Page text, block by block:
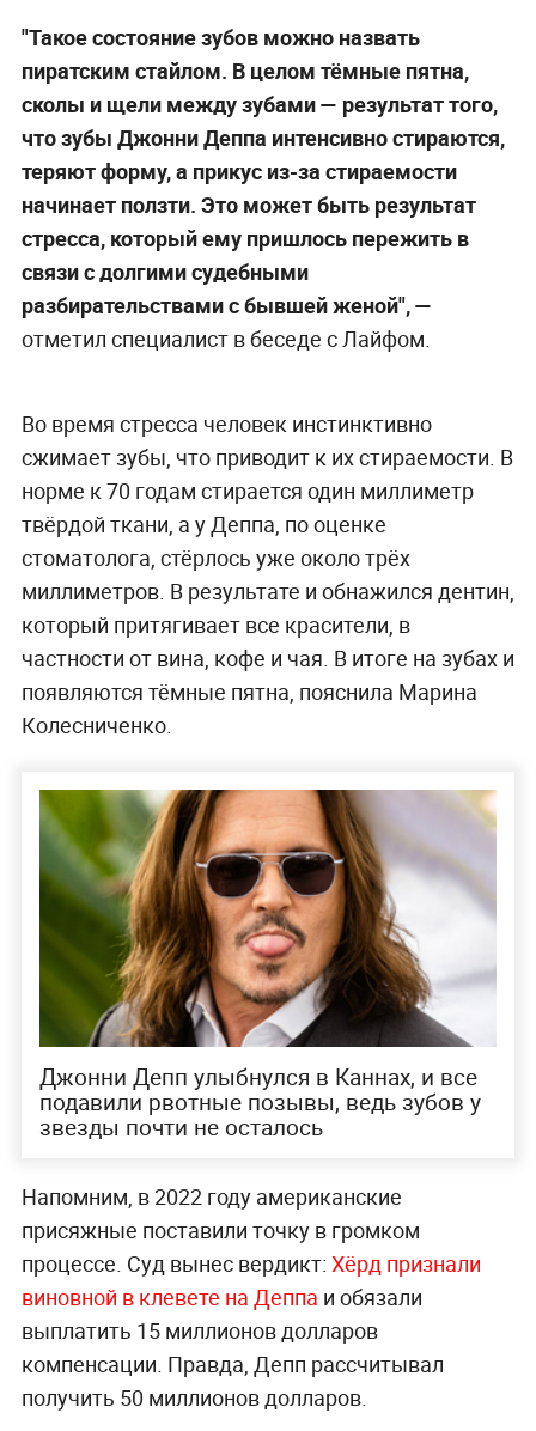
"Такое состояние зубов можно назвать
пиратским стайлом. В целом тёмные пятна,
сколы и щели между зубами — результат того,
что зубы Джонни Деппа интенсивно стираются,
теряют форму, а прикус из-за стираемости
начинает ползти. Это может быть результат
стресса, который ему пришлось пережить в
связи с долгими судебными
разбирательствами с бывшей женой", —
отметил специалист в беседе с Лайфом.
Во время стресса человек инстинктивно
сжимает зубы, что приводит к их стираемости. В
норме к 70 годам стирается один миллиметр
твёрдой ткани, а у Деппа, по оценке
стоматолога, стёрлось уже около трёх
миллиметров. В результате и обнажился дентин,
который притягивает все красители, в
частности от вина, кофе и чая. В итоге на зубах и
появляются тёмные пятна, пояснила Марина
Колесниченко.
Джонни Депп улыбнулся в Каннах, и все
подавили рвотные позывы, ведь зубов у
звезды почти не осталось
Напомним, в 2022 году американские
присяжные поставили точку в громком
процессе. Суд вынес вердикт: Хёрд признали
виновной в клевете на Деппа и обязали
выплатить 15 миллионов долларов
компенсации. Правда, Депп рассчитывал
получить 50 миллионов долларов.